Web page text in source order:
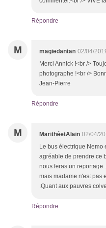
Répondre
M magiedantan 02/04/
Merci Annick !<br />
photographe !<br />
Jean-Pierre
Répondre
M MarithéetAlain 02/04/
Le bus électrique Nemo
agréable de prendre ce
nous feras un reportage
mais madame n'est pas
.Quant aux pauvres
Répondre